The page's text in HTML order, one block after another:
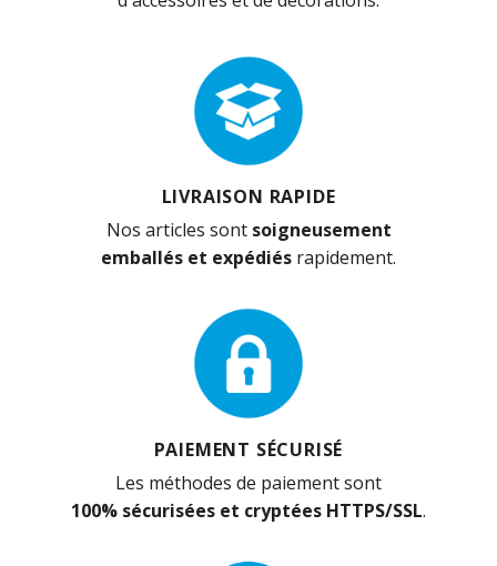
LIVRAISON RAPIDE
Nos articles sont soigneusement
emballés et expédiés rapidement.
PAIEMENT SÉCURISÉ
Les méthodes de paiement sont
100% sécurisées et cryptées HTTPS/SSL.